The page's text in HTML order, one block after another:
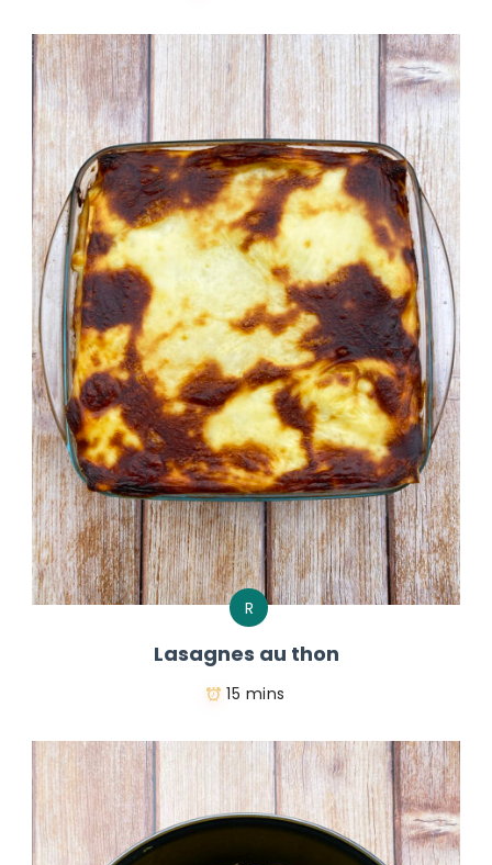
R
Lasagnes au thon
15 mins